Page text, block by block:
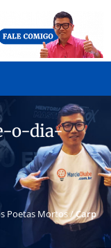
o-dia-
Poetas Mortos/Carpe-